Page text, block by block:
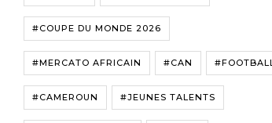
#COUPE DU MONDE 2026
#MERCATO AFRICAIN #CAN #FOOTBALL
#CAMEROUN #JEUNES TALENTS